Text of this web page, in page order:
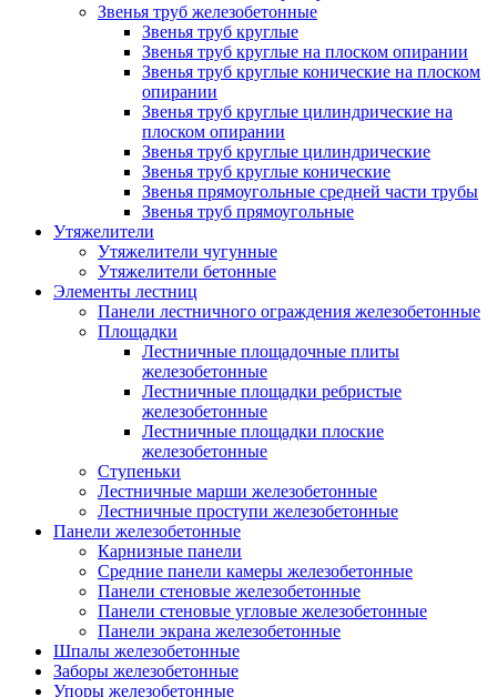
Звенья труб железобетонные
Звенья труб круглые
Звенья труб круглые на плоском опирании
Звенья труб круглые конические на плоском
опирании
Звенья труб круглые цилиндрические на
плоском опирании
Звенья труб круглые цилиндрические
Звенья труб круглые конические
Звенья прямоугольные средней части трубы
Звенья труб прямоугольные
Утяжелители
Утяжелители чугунные
Утяжелители бетонные
Элементы лестниц
Панели лестничного ограждения железобетонные
Площадки
Лестничные площадочные плиты
железобетонные
Лестничные площадки ребристые
железобетонные
Лестничные площадки плоские
железобетонные
Ступеньки
Лестничные марши железобетонные
Лестничные проступи железобетонные
Панели железобетонные
Карнизные панели
Средние панели камеры железобетонные
Панели стеновые железобетонные
Панели стеновые угловые железобетонные
Панели экрана железобетонные
Шпалы железобетонные
Заборы железобетонные
Упоры железобетонные